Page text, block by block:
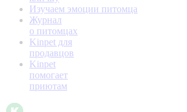
Изучаем эмоции питомца
Журнал
о питомцах
Kinpet для
продавцов
Kinpet
помогает
приютам